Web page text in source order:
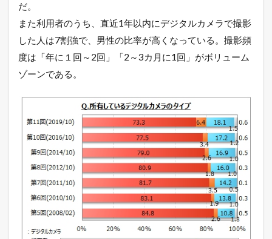
だ。
また利用者のうち、直近1年以内にデジタルカメラで撮影
した人は7割強で、男性の比率が高くなっている。撮影頻
度は「年に１回～2回」「2～3カ月に1回」がボリューム
ゾーンである。